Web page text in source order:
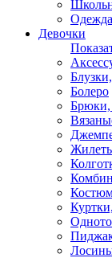
Девочки
Болеро